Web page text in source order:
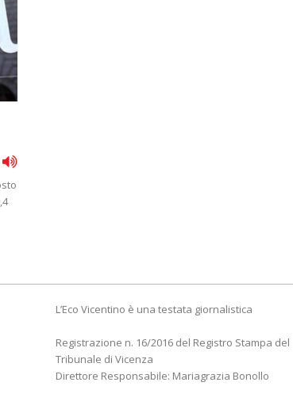
L’Eco Vicentino è una testata giornalistica
Registrazione n. 16/2016 del Registro Stampa del
Tribunale di Vicenza
Direttore Responsabile: Mariagrazia Bonollo